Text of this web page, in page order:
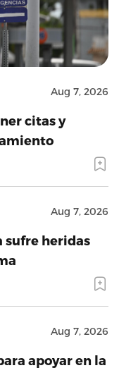
Aug 7, 2026
citas y
Aug 7, 2026
sufre heridas
Aug 7, 2026
apoyar en la